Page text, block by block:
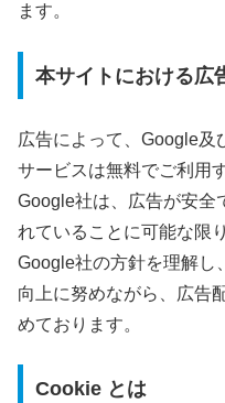
ます。
本サイトにおける広
広告によって、Google及
サービスは無料でご利用
Google社は、広告が安全
れていることに可能な限
Google社の方針を理解し
向上に努めながら、広告
めております。
Cookie とは